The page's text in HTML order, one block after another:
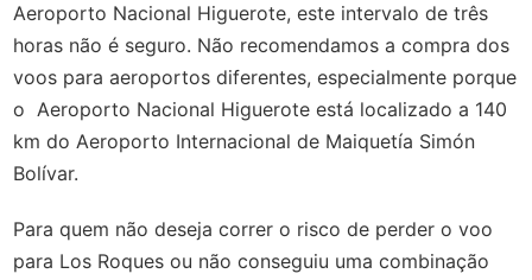
Aeroporto Nacional Higuerote, este intervalo de três
horas não é seguro. Não recomendamos a compra dos
voos para aeroportos diferentes, especialmente porque
o Aeroporto Nacional Higuerote está localizado a 140
km do Aeroporto Internacional de Maiquetía Simón
Bolívar.
Para quem não deseja correr o risco de perder o voo
para Los Roques ou não conseguiu uma combinação